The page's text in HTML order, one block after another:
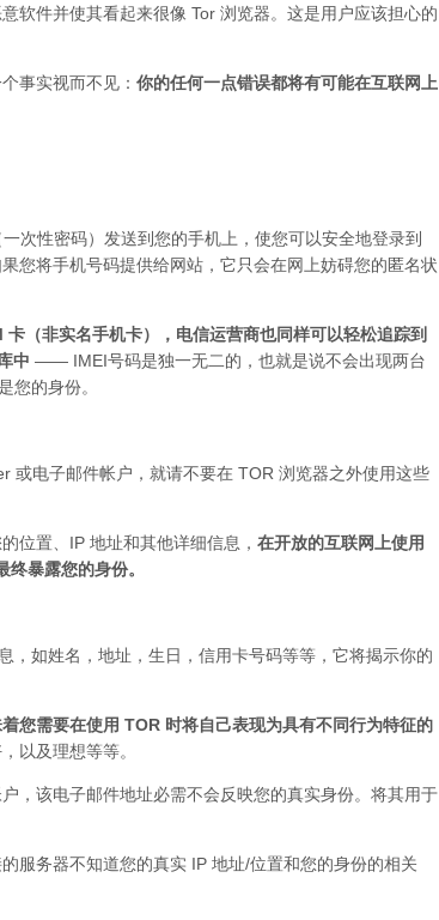
软件并使其看起来很像 Tor 浏览器。这是用户应该担心的
事实视而不见： 你的任何一点错误都将有可能在互联网上
次性密码）发送到您的手机上，使您可以安全地登录到
您将手机号码提供给网站，它只会在网上妨碍您的匿名状
（非实名手机卡），电信运营商也同样可以轻松追踪到
中 —— IMEI号码是独一无二的，也就是说不会出现两台
您的身份。
或电子邮件帐户，就请不要在 TOR 浏览器之外使用这些
位置、IP 地址和其他详细信息， 在开放的互联网上使用
暴露您的身份。
，如姓名，地址，生日，信用卡号码等等，它将揭示你的
您需要在使用 TOR 时将自己表现为具有不同行为特征的
以及理想等等。
，该电子邮件地址必需不会反映您的真实身份。将其用于
服务器不知道您的真实 IP 地址/位置和您的身份的相关